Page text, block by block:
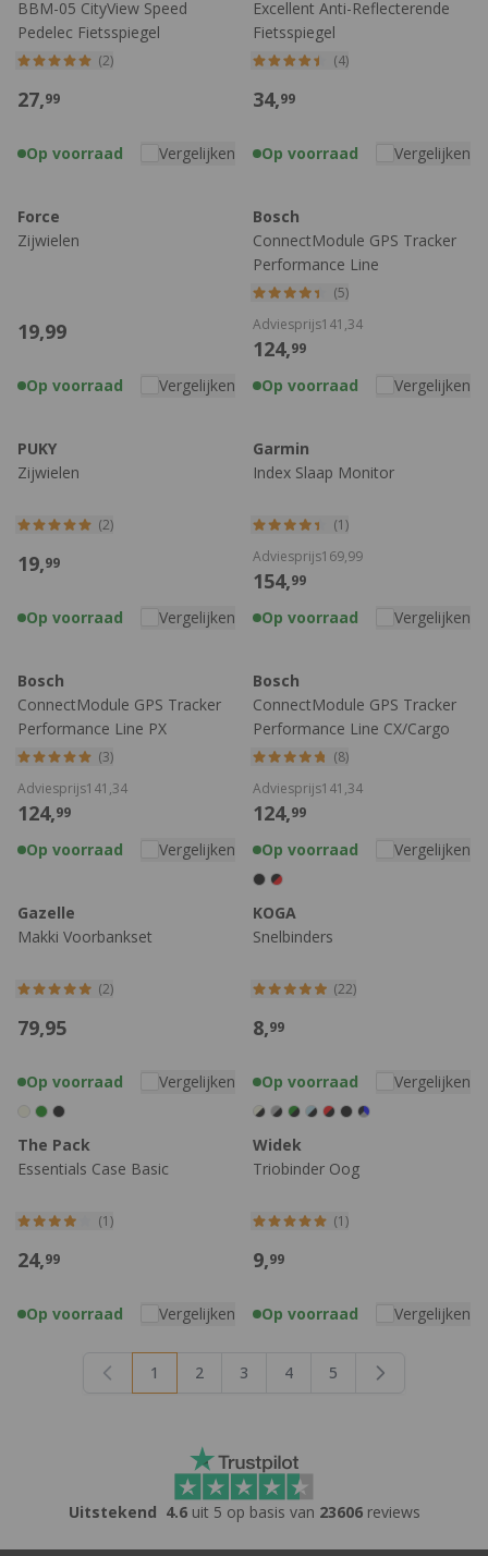
BBM-05 CityView Speed
Pedelec Fietsspiegel
(2)
27,99
Op voorraad Vergelijken
Excellent Anti-Reflecterende
Fietsspiegel
(4)
34,99
Op voorraad Vergelijken
Force
Zijwielen
19,99
Op voorraad Vergelijken
Bosch
ConnectModule GPS Tracker
Performance Line
(5)
124,99
Adviesprijs141,34
Op voorraad Vergelijken
PUKY
Zijwielen
(2)
19,99
Op voorraad Vergelijken
Garmin
Index Slaap Monitor
(1)
154,99
Adviesprijs169,99
Op voorraad Vergelijken
Bosch
ConnectModule GPS Tracker
Performance Line PX
(3)
124,99
Adviesprijs141,34
Op voorraad Vergelijken
Bosch
ConnectModule GPS Tracker
Performance Line CX/Cargo
Line
(8)
124,99
Adviesprijs141,34
Op voorraad Vergelijken
Gazelle
Makki Voorbankset
(2)
79,95
Op voorraad Vergelijken
KOGA
Snelbinders
(22)
8,99
Op voorraad Vergelijken
The Pack
Essentials Case Basic
(1)
24,99
Op voorraad Vergelijken
Widek
Triobinder Oog
(1)
9,99
Op voorraad Vergelijken
U lees momenteel pagina
1 Pagina
2 Pagina
3 Pagina
4 Pagina
5
Uitstekend 4.6uit 5 op basis van 23606reviews